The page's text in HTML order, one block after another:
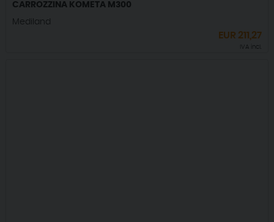
CARROZZINA KOMETA M300
Mediland
EUR 211,27
IVA incl.